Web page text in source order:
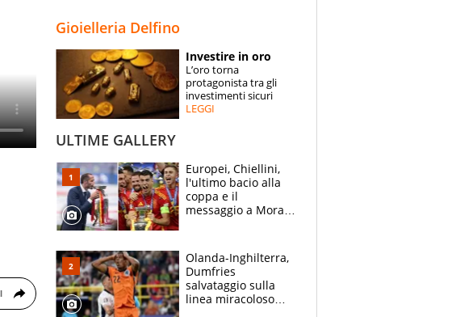
SPECIALI
ESPERTI
Gioielleria Delfino
Investire in oro
L’oro torna
protagonista tra gli
investimenti sicuri
LEGGI
ULTIME GALLERY
Europei, Chiellini,
l'ultimo bacio alla
coppa e il
messaggio a Morata
inglesi
Olanda-Inghilterra,
Dumfries
salvataggio sulla
linea miracoloso